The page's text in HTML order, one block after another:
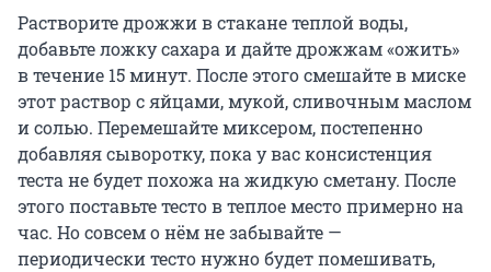
Растворите дрожжи в стакане теплой воды,
добавьте ложку сахара и дайте дрожжам «ожить»
в течение 15 минут. После этого смешайте в миске
этот раствор с яйцами, мукой, сливочным маслом
и солью. Перемешайте миксером, постепенно
добавляя сыворотку, пока у вас консистенция
теста не будет похожа на жидкую сметану. После
этого поставьте тесто в теплое место примерно на
час. Но совсем о нём не забывайте —
периодически тесто нужно будет помешивать,